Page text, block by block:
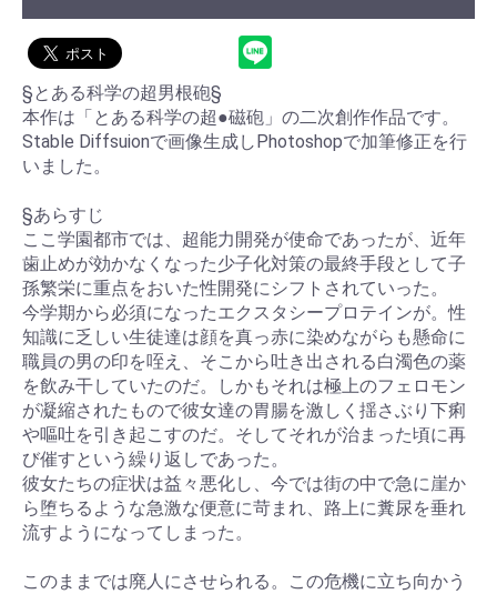
お買い物を続ける カートへ進む
§とある科学の超男根砲§
本作は「とある科学の超●磁砲」の二次創作作品です。
Stable Diffsuionで画像生成しPhotoshopで加筆修正を行
いました。
§あらすじ
ここ学園都市では、超能力開発が使命であったが、近年
歯止めが効かなくなった少子化対策の最終手段として子
孫繁栄に重点をおいた性開発にシフトされていった。
今学期から必須になったエクスタシープロテインが。性
知識に乏しい生徒達は顔を真っ赤に染めながらも懸命に
職員の男の印を咥え、そこから吐き出される白濁色の薬
を飲み干していたのだ。しかもそれは極上のフェロモン
が凝縮されたもので彼女達の胃腸を激しく揺さぶり下痢
や嘔吐を引き起こすのだ。そしてそれが治まった頃に再
び催すという繰り返しであった。
彼女たちの症状は益々悪化し、今では街の中で急に崖か
ら堕ちるような急激な便意に苛まれ、路上に糞尿を垂れ
流すようになってしまった。
このままでは廃人にさせられる。この危機に立ち向かう